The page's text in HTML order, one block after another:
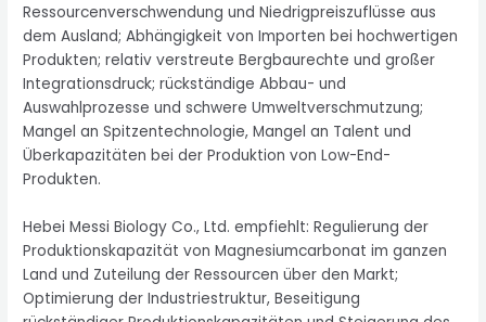
Ressourcenverschwendung und Niedrigpreiszuflüsse aus
dem Ausland; Abhängigkeit von Importen bei hochwertigen
Produkten; relativ verstreute Bergbaurechte und großer
Integrationsdruck; rückständige Abbau- und
Auswahlprozesse und schwere Umweltverschmutzung;
Mangel an Spitzentechnologie, Mangel an Talent und
Überkapazitäten bei der Produktion von Low-End-
Produkten.
Hebei Messi Biology Co., Ltd. empfiehlt: Regulierung der
Produktionskapazität von Magnesiumcarbonat im ganzen
Land und Zuteilung der Ressourcen über den Markt;
Optimierung der Industriestruktur, Beseitigung